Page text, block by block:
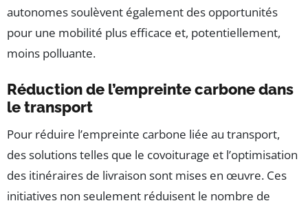
autonomes soulèvent également des opportunités
pour une mobilité plus efficace et, potentiellement,
moins polluante.
Réduction de l’empreinte carbone dans
le transport
Pour réduire l’empreinte carbone liée au transport,
des solutions telles que le covoiturage et l’optimisation
des itinéraires de livraison sont mises en œuvre. Ces
initiatives non seulement réduisent le nombre de